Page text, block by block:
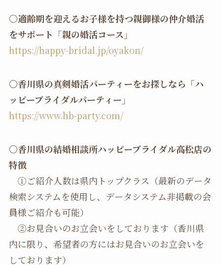
〇適齢期を迎えるお子様を持つ親御様の仲介婚活
をサポート「親の婚活コース」
https://happy-bridal.jp/oyakon/
〇香川県の真剣婚活パーティーをお探しなら「ハ
ッピーブライダルパーティー」
https://www.hb-party.com/
〇香川県の結婚相談所ハッピーブライダル高松店の
特徴
①ご紹介人数は県内トップクラス（最新のデータ
検索システムを使用し、データシステム非掲載の会
員様ご紹介も可能）
②お見合いのお立会いをしております（香川県
内に限り、希望者の方にはお見合いのお立会いを
しております）